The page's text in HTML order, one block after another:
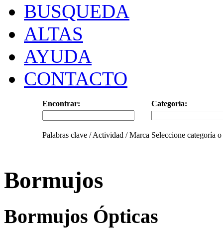
BUSQUEDA
ALTAS
AYUDA
CONTACTO
Encontrar: Categoría:
Palabras clave / Actividad / Marca Seleccione categoría
Bormujos
Bormujos Ópticas